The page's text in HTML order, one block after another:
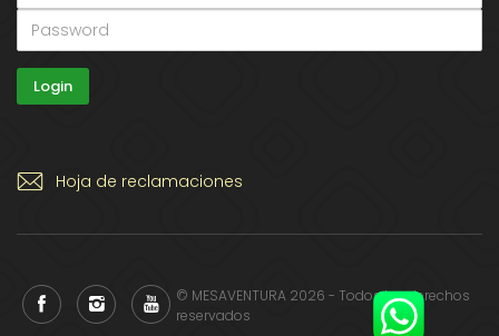
Hoja de reclamaciones
© MESAVENTURA 2026 - Todos los derechos
reservados